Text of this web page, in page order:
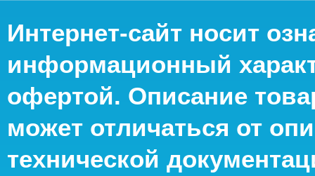
Интернет-сайт носит
информационный
офертой. Описание
может отличаться от
технической